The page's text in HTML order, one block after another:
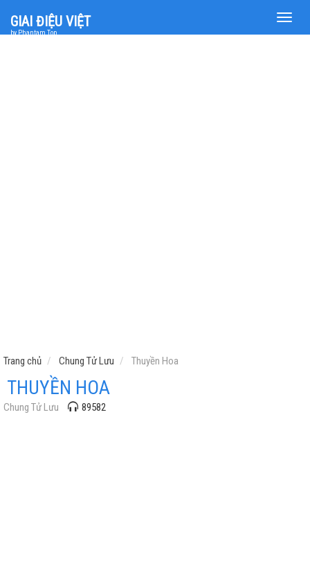
Toggle
GIAI ĐIỆU VIỆT
by Phantam Top
Trang chủ Chung Tử Lưu Thuyền Hoa
THUYỀN HOA
Chung Tử Lưu 89582